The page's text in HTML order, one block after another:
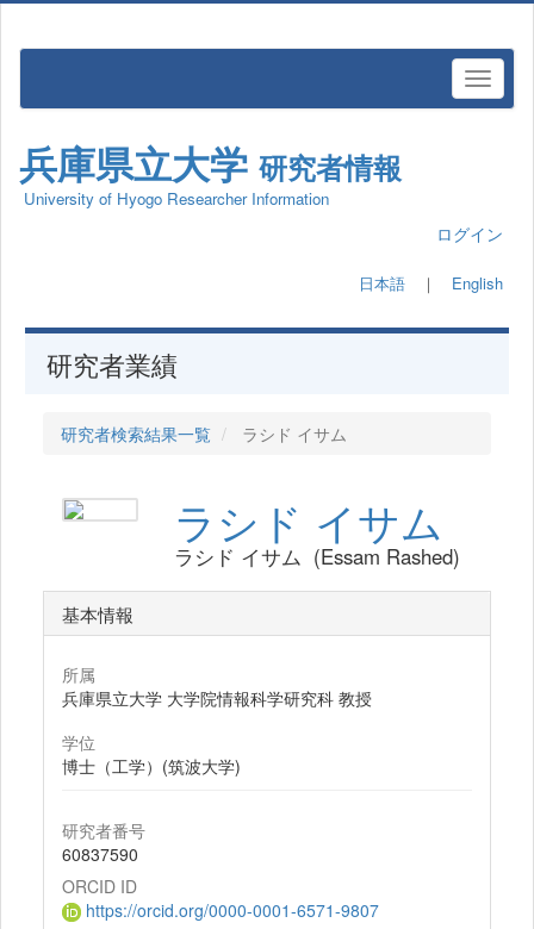
兵庫県立大学 研究者情報
University of Hyogo Researcher Information
ログイン
日本語 ｜ English
研究者業績
研究者検索結果一覧 ラシド イサム
ラシド イサム
ラシド イサム (Essam Rashed)
基本情報
所属
兵庫県立大学 大学院情報科学研究科 教授
学位
博士（工学）(筑波大学)
研究者番号
60837590
ORCID ID
https://orcid.org/0000-0001-6571-9807